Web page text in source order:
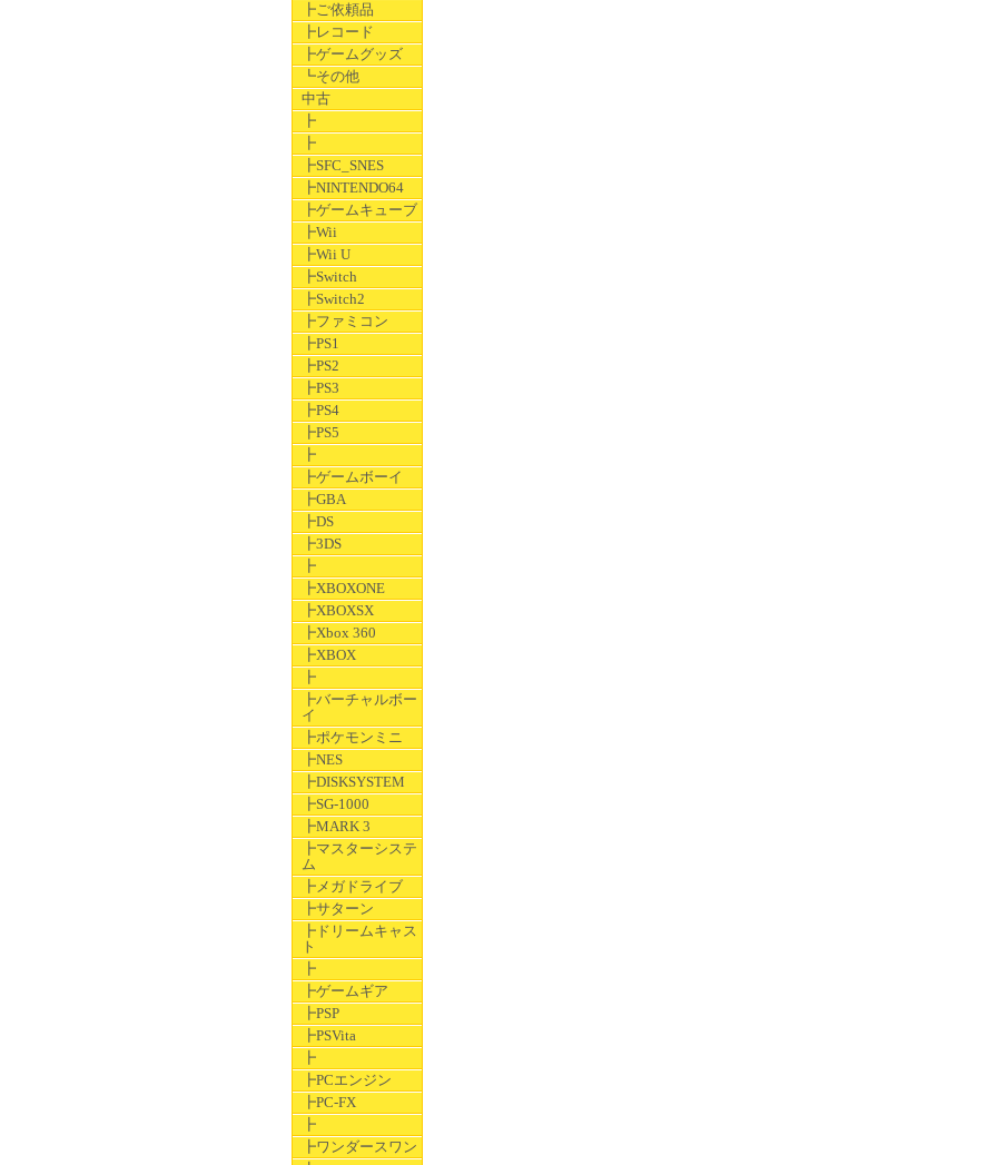
┣ご依頼品
┣レコード
┣ゲームグッズ
┗その他
中古
┣
┣
┣SFC_SNES
┣NINTENDO64
┣ゲームキューブ
┣Wii
┣Wii U
┣Switch
┣Switch2
┣ファミコン
┣PS1
┣PS2
┣PS3
┣PS4
┣PS5
┣
┣ゲームボーイ
┣GBA
┣DS
┣3DS
┣
┣XBOXONE
┣XBOXSX
┣Xbox 360
┣XBOX
┣
┣バーチャルボー
イ
┣ポケモンミニ
┣NES
┣DISKSYSTEM
┣SG-1000
┣MARK 3
┣マスターシステ
ム
┣メガドライブ
┣サターン
┣ドリームキャス
ト
┣
┣ゲームギア
┣PSP
┣PSVita
┣
┣PCエンジン
┣PC-FX
┣
┣ワンダースワン